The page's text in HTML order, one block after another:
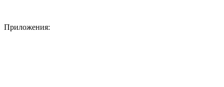
Приложения: